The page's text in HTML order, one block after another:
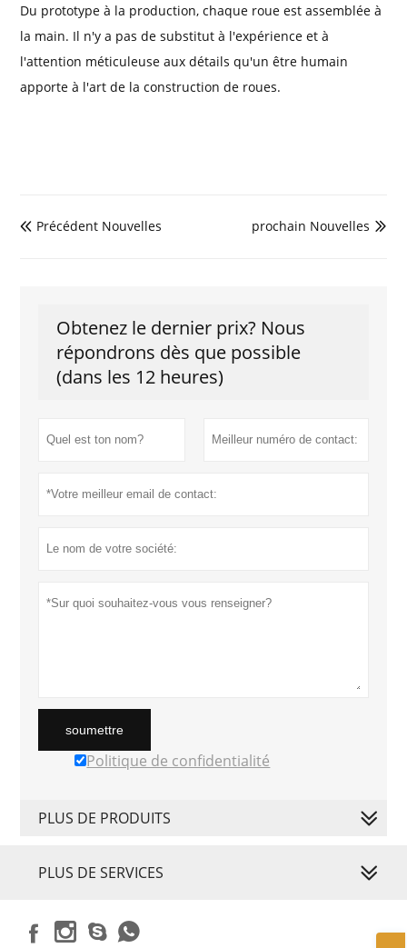
Du prototype à la production, chaque roue est assemblée à
la main. Il n'y a pas de substitut à l'expérience et à
l'attention méticuleuse aux détails qu'un être humain
apporte à l'art de la construction de roues.
 Précédent Nouvelles 
prochain Nouvelles
Obtenez le dernier prix? Nous
répondrons dès que possible
(dans les 12 heures)
soumettre
Politique de confidentialité
PLUS DE PRODUITS
PLUS DE SERVICES
   